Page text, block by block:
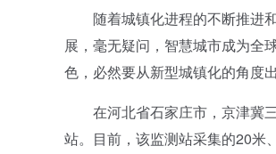
随着城镇化进程的不断推进和
展，毫无疑问，智慧城市成为全
色，必然要从新型城镇化的角度
在河北省石家庄市，京津冀三
站。目前，该监测站采集的20米